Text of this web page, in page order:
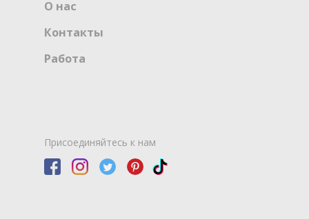
О нас
Контакты
Работа
Присоединяйтесь к нам